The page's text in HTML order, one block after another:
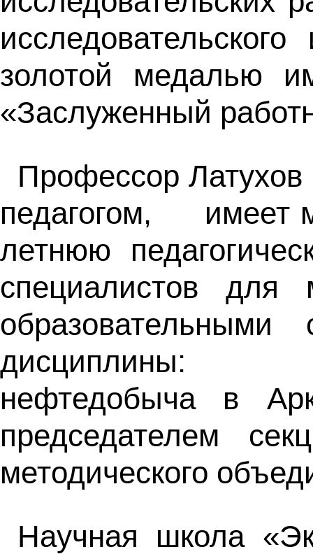
золотой медалью
«Заслуженный
Профессор
педагогом, имеет
летнюю
специалистов для
дисциплины:
нефтедобыча в
председателем
методического
Научная школа